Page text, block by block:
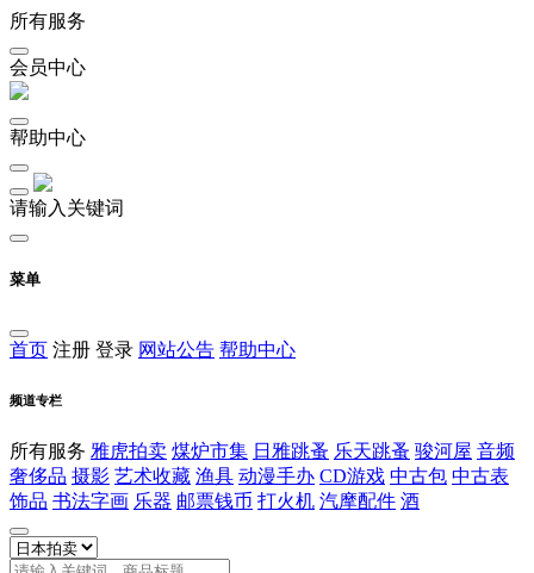
所有服务
会员中心
帮助中心
请输入关键词
菜单
首页 注册 登录 网站公告 帮助中心
频道专栏
所有服务 雅虎拍卖 煤炉市集 日雅跳蚤 乐天跳蚤 骏河屋 音频
奢侈品 摄影 艺术收藏 渔具 动漫手办 CD游戏 中古包 中古表
饰品 书法字画 乐器 邮票钱币 打火机 汽摩配件 酒